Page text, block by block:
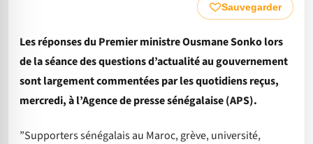
Sauvegarder
Les réponses du Premier ministre Ousmane Sonko lors
de la séance des questions d’actualité au gouvernement
sont largement commentées par les quotidiens reçus,
mercredi, à l’Agence de presse sénégalaise (APS).
”Supporters sénégalais au Maroc, grève, université,